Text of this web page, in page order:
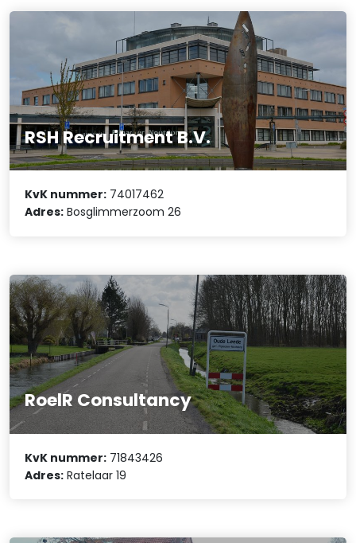
RSH Recruitment B.V.
KvK nummer: 74017462
Adres: Bosglimmerzoom 26
RoelR Consultancy
KvK nummer: 71843426
Adres: Ratelaar 19